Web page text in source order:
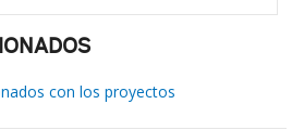
con los proyectos